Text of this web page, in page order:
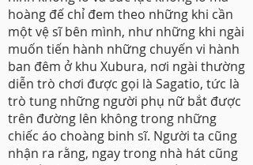
hoàng đế chỉ đem theo những khi cần
một vệ sĩ bên mình, như những khi ngài
muốn tiến hành những chuyến vi hành
ban đêm ở khu Xubura, nơi ngài thường
diễn trò chơi được gọi là Sagatio, tức là
trò tung những người phụ nữ bắt được
trên đường lên không trong những
chiếc áo choàng binh sĩ. Người ta cũng
nhận ra rằng, ngay trong nhà hát cũng